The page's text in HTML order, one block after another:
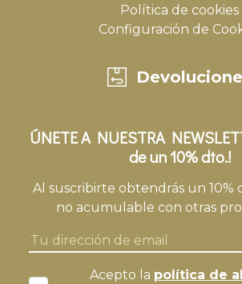
Política de cookies
Configuración de
ÚNETE A NUESTRA
de un 10% dto.!
Al suscribirte obtendrás un 10%
no acumulable con otras
Acepto la política de